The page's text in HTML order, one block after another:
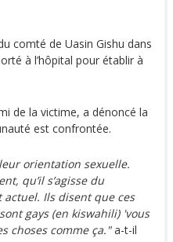
comté de Uasin Gishu dans
à l’hôpital pour établir à
de la victime, a dénoncé la
est confrontée.
orientation sexuelle.
qu’il s’agisse du
Ils disent que ces
gays (en kiswahili) 'vous
choses comme ça."a-t-il